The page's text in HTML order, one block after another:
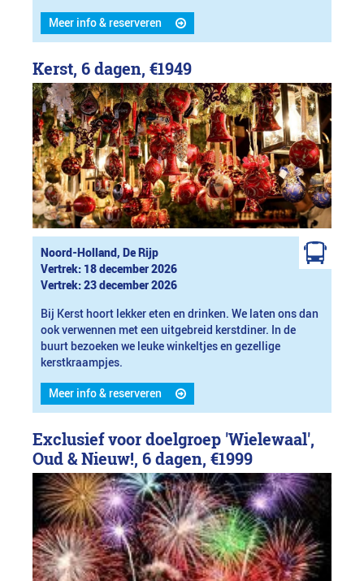
Meer info & reserveren
Kerst, 6 dagen, €1949
Noord-Holland, De Rijp
Vertrek: 18 december 2026
Vertrek: 23 december 2026
Bij Kerst hoort lekker eten en drinken. We laten ons dan
ook verwennen met een uitgebreid kerstdiner. In de
buurt bezoeken we leuke winkeltjes en gezellige
kerstkraampjes.
Meer info & reserveren
Exclusief voor doelgroep 'Wielewaal',
Oud & Nieuw!, 6 dagen, €1999